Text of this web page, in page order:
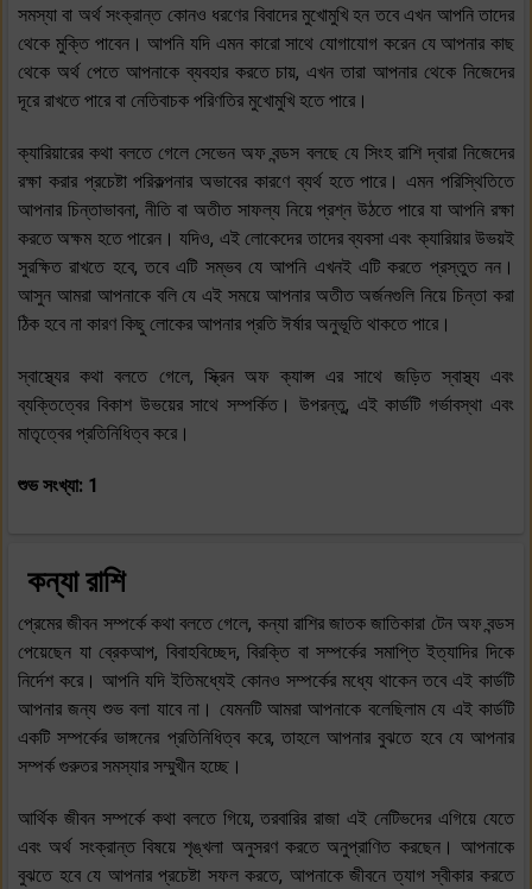
সমস্যা বা অর্থ সংক্রান্ত কোনও ধরণের বিবাদের মুখোমুখি হন তবে এখন আপনি তাদের
থেকে মুক্তি পাবেন। আপনি যদি এমন কারো সাথে যোগাযোগ করেন যে আপনার কাছ
থেকে অর্থ পেতে আপনাকে ব্যবহার করতে চায়, এখন তারা আপনার থেকে নিজেদের
দূরে রাখতে পারে বা নেতিবাচক পরিণতির মুখোমুখি হতে পারে।
ক্যারিয়ারের কথা বলতে গেলে সেভেন অফ বন্ডস বলছে যে সিংহ রাশি দ্বারা নিজেদের
রক্ষা করার প্রচেষ্টা পরিকল্পনার অভাবের কারণে ব্যর্থ হতে পারে। এমন পরিস্থিতিতে
আপনার চিন্তাভাবনা, নীতি বা অতীত সাফল্য নিয়ে প্রশ্ন উঠতে পারে যা আপনি রক্ষা
করতে অক্ষম হতে পারেন। যদিও, এই লোকেদের তাদের ব্যবসা এবং ক্যারিয়ার উভয়ই
সুরক্ষিত রাখতে হবে, তবে এটি সম্ভব যে আপনি এখনই এটি করতে প্রস্তুত নন।
আসুন আমরা আপনাকে বলি যে এই সময়ে আপনার অতীত অর্জনগুলি নিয়ে চিন্তা করা
ঠিক হবে না কারণ কিছু লোকের আপনার প্রতি ঈর্ষার অনুভূতি থাকতে পারে।
স্বাস্থ্যের কথা বলতে গেলে, স্ক্রিন অফ ক্যাপ্স এর সাথে জড়িত স্বাস্থ্য এবং
ব্যক্তিত্বের বিকাশ উভয়ের সাথে সম্পর্কিত। উপরন্তু, এই কার্ডটি গর্ভাবস্থা এবং
মাতৃত্বের প্রতিনিধিত্ব করে।
শুভ সংখ্যা: 1
কন্যা রাশি
প্রেমের জীবন সম্পর্কে কথা বলতে গেলে, কন্যা রাশির জাতক জাতিকারা টেন অফ বন্ডস
পেয়েছেন যা ব্রেকআপ, বিবাহবিচ্ছেদ, বিরক্তি বা সম্পর্কের সমাপ্তি ইত্যাদির দিকে
নির্দেশ করে। আপনি যদি ইতিমধ্যেই কোনও সম্পর্কের মধ্যে থাকেন তবে এই কার্ডটি
আপনার জন্য শুভ বলা যাবে না। যেমনটি আমরা আপনাকে বলেছিলাম যে এই কার্ডটি
একটি সম্পর্কের ভাঙ্গনের প্রতিনিধিত্ব করে, তাহলে আপনার বুঝতে হবে যে আপনার
সম্পর্ক গুরুতর সমস্যার সম্মুখীন হচ্ছে।
আর্থিক জীবন সম্পর্কে কথা বলতে গিয়ে, তরবারির রাজা এই নেটিভদের এগিয়ে যেতে
এবং অর্থ সংক্রান্ত বিষয়ে শৃঙ্খলা অনুসরণ করতে অনুপ্রাণিত করছেন। আপনাকে
বুঝতে হবে যে আপনার প্রচেষ্টা সফল করতে, আপনাকে জীবনে ত্যাগ স্বীকার করতে